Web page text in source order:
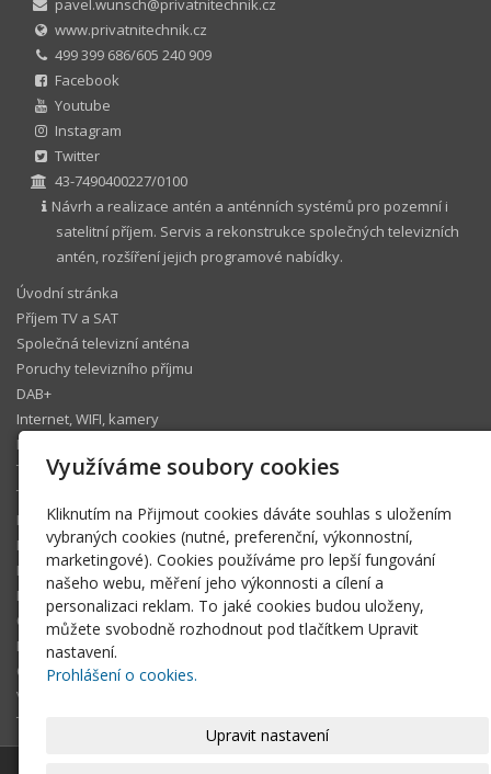
www.privatnitechnik.cz
499 399 686/605 240 909
Facebook
Youtube
Instagram
Twitter
43-7490400227/0100
Návrh a realizace antén a anténních systémů pro pozemní i
satelitní příjem. Servis a rekonstrukce společných televizních
antén, rozšíření jejich programové nabídky.
Úvodní stránka
Příjem TV a SAT
Společná televizní anténa
Poruchy televizního příjmu
DAB+
Internet, WIFI, kamery
IP telefonie
Televizní operátoři
Technický koutek
Ke stažení
Fotogalerie
Pomáhám
Blog
Členská sekce
FAQ
O tomto webu
Volné termíny
Technická podpora Šlágr Rádio
Využíváme soubory cookies
Kliknutím na Přijmout cookies dáváte souhlas s uložením
vybraných cookies (nutné, preferenční, výkonnostní,
marketingové). Cookies používáme pro lepší fungování
našeho webu, měření jeho výkonnosti a cílení a
personalizaci reklam. To jaké cookies budou uloženy,
můžete svobodně rozhodnout pod tlačítkem Upravit
nastavení.
Prohlášení o cookies.
Upravit nastavení